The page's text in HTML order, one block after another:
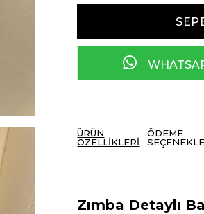
ÜRÜN
ÖZELLIKLERI
ÖDEME
Zımba Detaylı